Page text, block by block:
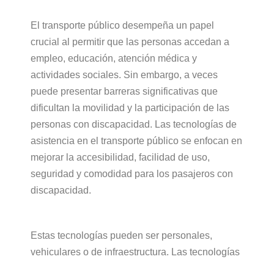
El transporte público desempeña un papel
crucial al permitir que las personas accedan a
empleo, educación, atención médica y
actividades sociales. Sin embargo, a veces
puede presentar barreras significativas que
dificultan la movilidad y la participación de las
personas con discapacidad. Las tecnologías de
asistencia en el transporte público se enfocan en
mejorar la accesibilidad, facilidad de uso,
seguridad y comodidad para los pasajeros con
discapacidad.
Estas tecnologías pueden ser personales,
vehiculares o de infraestructura. Las tecnologías